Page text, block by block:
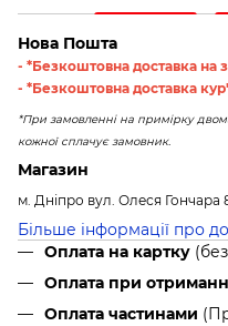
Нова Пошта
- *Безкоштовна доставка на
- *Безкоштовна доставка
*При замовленні на примірку
кожної сплачує замовник.
Магазин
м. Дніпро вул. Олеся Гончара
Більше інформації про
Оплата на картку
Оплата при
Оплата частинами